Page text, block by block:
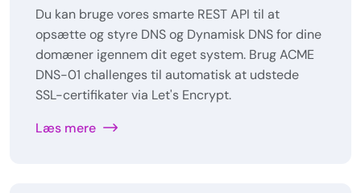
Du kan bruge vores smarte REST API til at
opsætte og styre DNS og Dynamisk DNS for dine
domæner igennem dit eget system. Brug ACME
DNS-01 challenges til automatisk at udstede
SSL-certifikater via Let's Encrypt.
Læs mere